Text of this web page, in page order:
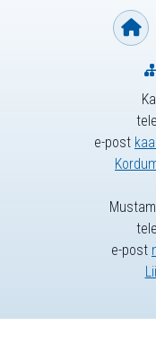
e-post
e-post